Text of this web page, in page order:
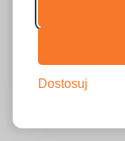
Dostosuj